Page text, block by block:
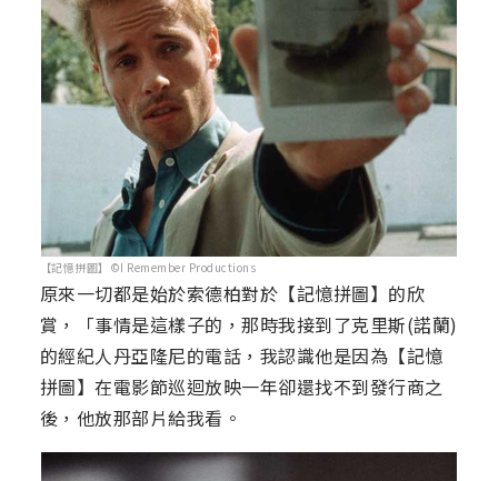
【記憶拼圖】©I Remember Productions
原來一切都是始於索德柏對於【記憶拼圖】的欣
賞，「事情是這樣子的，那時我接到了克里斯(諾蘭)
的經紀人丹亞隆尼的電話，我認識他是因為【記憶
拼圖】在電影節巡迴放映一年卻還找不到發行商之
後，他放那部片給我看。